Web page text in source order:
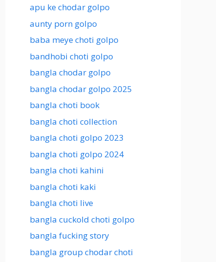
apu ke chodar golpo
aunty porn golpo
baba meye choti golpo
bandhobi choti golpo
bangla chodar golpo
bangla chodar golpo 2025
bangla choti book
bangla choti collection
bangla choti golpo 2023
bangla choti golpo 2024
bangla choti kahini
bangla choti kaki
bangla choti live
bangla cuckold choti golpo
bangla fucking story
bangla group chodar choti